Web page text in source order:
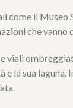
il Museo
che vanno
viali
la sua